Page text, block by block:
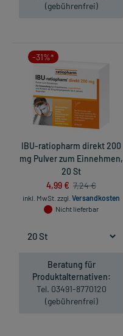
(gebührenfrei)
-31%*
IBU-ratiopharm direkt 200
mg Pulver zum Einnehmen,
20 St
4,99 € 7,24 €
inkl. MwSt. zzgl. Versandkosten
Nicht lieferbar
Beratung für
Produktalternativen:
Tel. 03491-8770120
(gebührenfrei)